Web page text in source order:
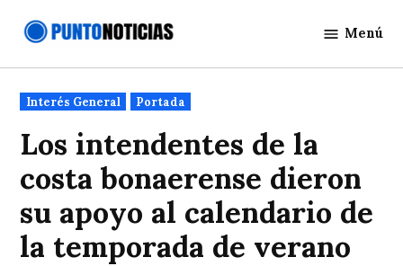
Noticias
Menú
Publicado
en
Interés General Portada
Los intendentes de la
costa bonaerense dieron
su apoyo al calendario de
la temporada de verano